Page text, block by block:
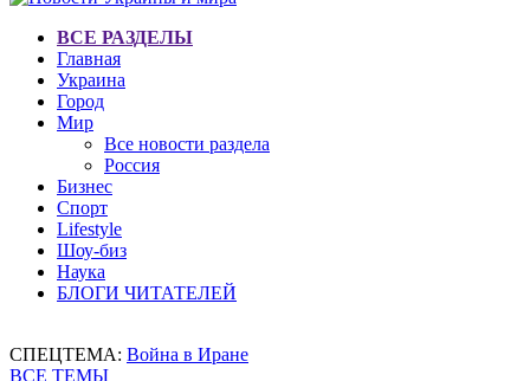
ВСЕ РАЗДЕЛЫ
Главная
Украина
Город
Мир
Все новости раздела
Россия
Бизнес
Спорт
Lifestyle
Шоу-биз
Наука
БЛОГИ ЧИТАТЕЛЕЙ
СПЕЦТЕМА: Война в Иране
ВСЕ ТЕМЫ